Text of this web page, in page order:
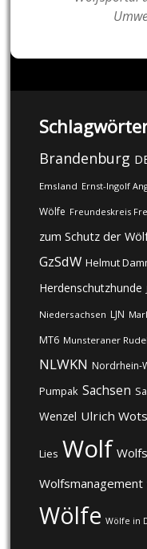
Brandenburg
Emsland Ernst-Ingolf
Wölfe Freundeskreis
zum Schutz der
GzSdW Helmut
Herdenschutzhunde
Niedersachsen LJN
MT6 Munsteraner Rudel
NLWKN Nordrhein-
Pumpak Sachsen
Wenzel Ulrich
Lies Wolf
Wolfsmanagement
Wölfe Wölfe in